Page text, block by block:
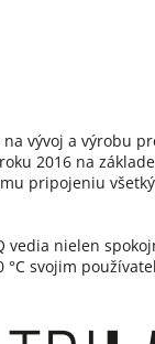
na vývoj a
2016 na
pripojeniu
nielen
svojim